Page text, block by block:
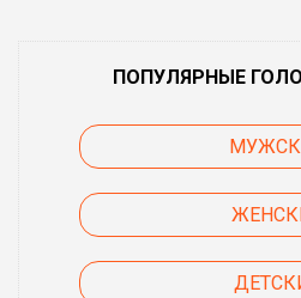
ПОПУЛЯРНЫЕ